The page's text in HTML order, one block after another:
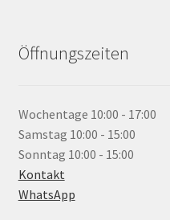
Öffnungszeiten
Wochentage 10:00 - 17:00
Samstag 10:00 - 15:00
Sonntag 10:00 - 15:00
Kontakt
WhatsApp